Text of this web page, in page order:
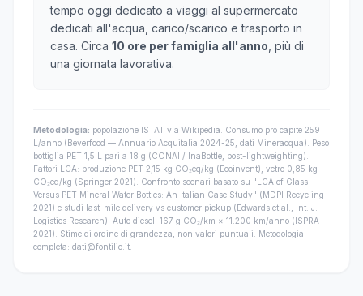
tempo oggi dedicato a viaggi al supermercato
dedicati all'acqua, carico/scarico e trasporto in
casa. Circa 10 ore per famiglia all'anno , più di
una giornata lavorativa.
Metodologia: popolazione ISTAT via Wikipedia. Consumo pro capite 259
L/anno (Beverfood — Annuario Acquitalia 2024-25, dati Mineracqua). Peso
bottiglia PET 1,5 L pari a 18 g (CONAI / InaBottle, post-lightweighting).
Fattori LCA: produzione PET 2,15 kg CO₂eq/kg (Ecoinvent), vetro 0,85 kg
CO₂eq/kg (Springer 2021). Confronto scenari basato su "LCA of Glass
Versus PET Mineral Water Bottles: An Italian Case Study" (MDPI Recycling
2021) e studi last-mile delivery vs customer pickup (Edwards et al., Int. J.
Logistics Research). Auto diesel: 167 g CO₂/km × 11.200 km/anno (ISPRA
2021). Stime di ordine di grandezza, non valori puntuali. Metodologia
completa: dati@fontilio.it